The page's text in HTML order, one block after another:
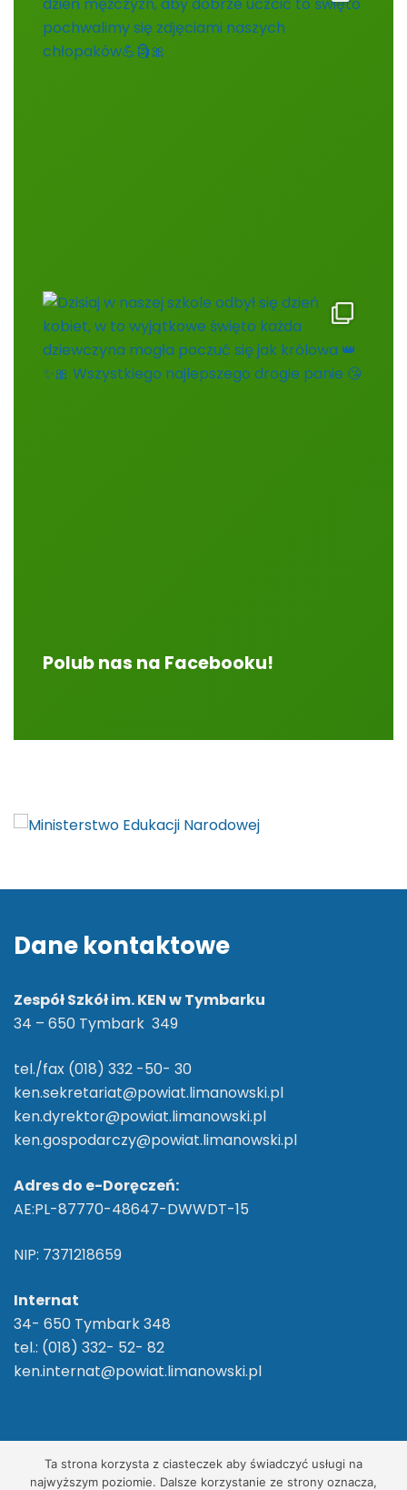
Polub nas na Facebooku!
Dane kontaktowe
Zespół Szkół im. KEN w Tymbarku
34 – 650 Tymbark 349
tel./fax (018) 332 -50- 30
ken.sekretariat@powiat.limanowski.pl
ken.dyrektor@powiat.limanowski.pl
ken.gospodarczy@powiat.limanowski.pl
Adres do e-Doręczeń:
AE:PL-87770-48647-DWWDT-15
NIP: 7371218659
Internat
34- 650 Tymbark 348
tel.: (018) 332- 52- 82
ken.internat@powiat.limanowski.pl
ZS im. Komisji Edukacji Narodowej w
Tymbarku/ Wszelkie Prawa Zastrzeżone
Ta strona korzysta z ciasteczek aby świadczyć usługi na
najwyższym poziomie. Dalsze korzystanie ze strony oznacza,